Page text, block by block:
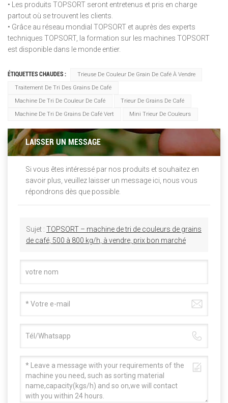
• Les produits TOPSORT seront entretenus et pris en charge
partout où se trouvent les clients.
• Grâce au réseau mondial TOPSORT et auprès des experts
techniques TOPSORT, la formation sur les machines TOPSORT
est disponible dans le monde entier.
ÉTIQUETTES CHAUDES :
Trieuse De Couleur De Grain De Café À Vendre
Traitement De Tri Des Grains De Café
Machine De Tri De Couleur De Café
Trieur De Grains De Café
Machine De Tri De Grains De Café Vert
Mini Trieur De Couleurs
LAISSER UN MESSAGE
Si vous êtes intéressé par nos produits et souhaitez en
savoir plus, veuillez laisser un message ici, nous vous
répondrons dès que possible.
Sujet : TOPSORT – machine de tri de couleurs de grains
de café, 500 à 800 kg/h, à vendre, prix bon marché